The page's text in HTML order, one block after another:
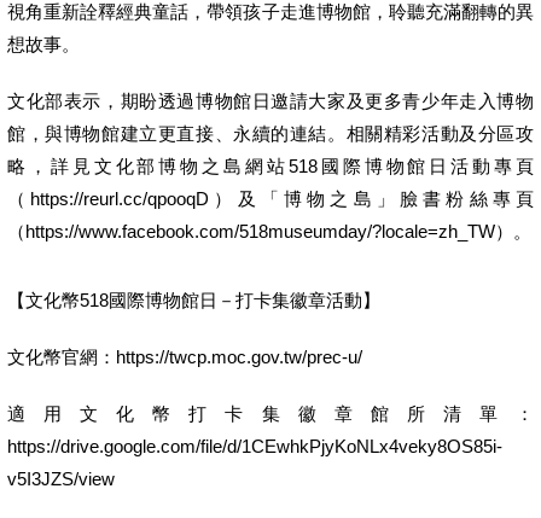
視角重新詮釋經典童話，帶領孩子走進博物館，聆聽充滿翻轉的異
想故事。
文化部表示，期盼透過博物館日邀請大家及更多青少年走入博物
館，與博物館建立更直接、永續的連結。相關精彩活動及分區攻
略，詳見文化部博物之島網站518國際博物館日活動專頁
（https://reurl.cc/qpooqD）及「博物之島」臉書粉絲專頁
（https://www.facebook.com/518museumday/?locale=zh_TW）。
【文化幣518國際博物館日－打卡集徽章活動】
文化幣官網：https://twcp.moc.gov.tw/prec-u/
適用文化幣打卡集徽章館所清單：
https://drive.google.com/file/d/1CEwhkPjyKoNLx4veky8OS85i-
v5I3JZS/view